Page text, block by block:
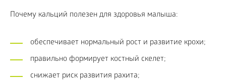
Почему кальций полезен для здоровья малыша:
обеспечивает нормальный рост и развитие крохи;
правильно формирует костный скелет;
снижает риск развития рахита;